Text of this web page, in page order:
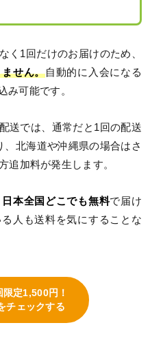
く1回だけのお届けのため、
せん。自動的に入会になる
み可能です。
送では、通常だと1回の配送
北海道や沖縄県の場合はさ
追加料が発生します。
日本全国どこでも無料で届け
人も送料を気にすることな
限定1,500円！
チェックする